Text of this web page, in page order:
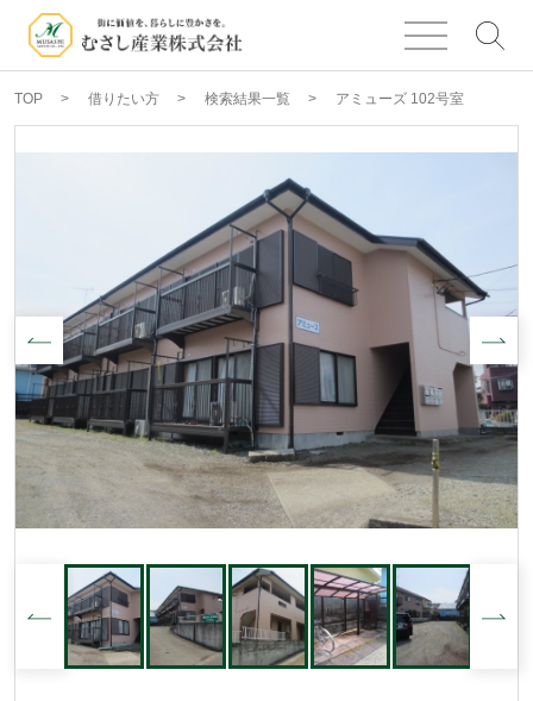
TOP 借りたい方 検索結果一覧 アミューズ 102号室